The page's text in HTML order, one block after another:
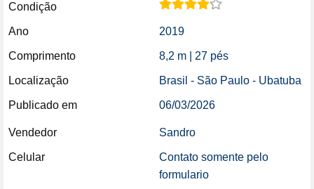
Condição
Ano 2019
Comprimento 8,2 m | 27 pés
Localização Brasil - São Paulo - Ubatuba
Publicado em 06/03/2026
Vendedor Sandro
Celular
Contato somente pelo
formulario